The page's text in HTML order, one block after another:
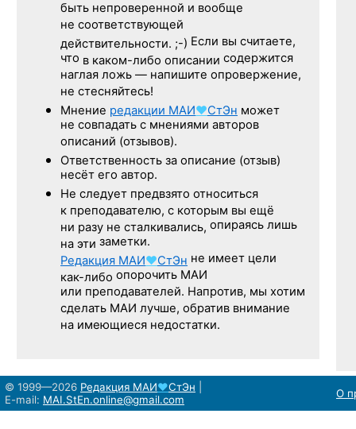
быть непроверенной и вообще
не соответствующей
действительности. ;-) Если вы считаете,
что в каком-либо описании содержится
наглая ложь — напишите опровержение,
не стесняйтесь!
Мнение редакции МАИ♥СтЭн может
не совпадать с мнениями авторов
описаний (отзывов).
Ответственность за описание (отзыв)
несёт его автор.
Не следует предвзято относиться
к преподавателю, с которым вы ещё
ни разу не сталкивались, опираясь лишь
на эти заметки.
Редакция МАИ♥СтЭн не имеет цели
как-либо опорочить МАИ
или преподавателей. Напротив, мы хотим
сделать МАИ лучше, обратив внимание
на имеющиеся недостатки.
© 1999—2026 Редакция МАИ♥СтЭн
E-mail: MAI.StEn.online@gmail.com О